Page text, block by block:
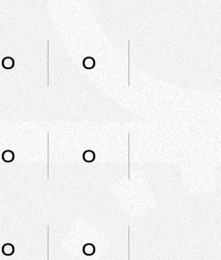
0 0
0 0 0
0 0